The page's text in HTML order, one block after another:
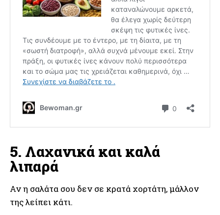
5. Λαχανικά και καλά
λιπαρά
Αν η σαλάτα σου δεν σε κρατά χορτάτη, μάλλον
της λείπει κάτι.